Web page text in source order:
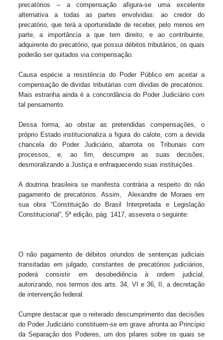
precatórios – a compensação afigura-se uma excelente
alternativa a todas as partes envolvidas: ao credor do
precatório, que terá a oportunidade de receber, pelo menos em
parte, a importância a que tem direito; e ao contribuinte,
adquirente do precatório, que possui débitos tributários, os quais
poderão ser quitados via compensação.
Causa espécie a resistência do Poder Público em aceitar a
compensação de dividas tributárias com dividas de precatórios.
Mais estranha ainda é a concordância do Poder Judiciário com
tal pensamento.
Dessa forma, ao obstar as pretendidas compensações, o
próprio Estado institucionaliza a figura do calote, com a devida
chancela do Poder Judiciário, abarrota os Tribunais com
processos, e, ao fim, descumpre as suas decisões,
desmoralizando a Justiça e enfraquecendo suas instituições.
A doutrina brasileira se manifesta contrária a respeito do não
pagamento de precatórios. Assim,
Alexandre de Moraes em
sua obra “Constituição do Brasil Interpretada e Legislação
Constitucional”, 5ª edição, pág. 1417, assevera o seguinte:
O não pagamento de débitos oriundos de sentenças judiciais
transitadas em julgado, constantes de precatórios judiciários,
poderá consistir em desobediência à ordem judicial,
autorizando, nos termos dos arts. 34, VI e 36, II, a decretação
de intervenção federal.
Cumpre destacar que o reiterado descumprimento das decisões
do Poder Judiciário constituem-se em grave afronta ao Princípio
da Separação dos Poderes, um dos pilares sobre os quais se